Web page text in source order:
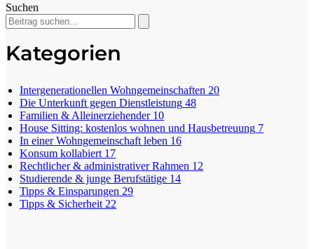
Suchen
Kategorien
Intergenerationellen Wohngemeinschaften 20
Die Unterkunft gegen Dienstleistung 48
Familien & Alleinerziehender 10
House Sitting: kostenlos wohnen und Hausbetreuung 7
In einer Wohngemeinschaft leben 16
Konsum kollabiert 17
Rechtlicher & administrativer Rahmen 12
Studierende & junge Berufstätige 14
Tipps & Einsparungen 29
Tipps & Sicherheit 22